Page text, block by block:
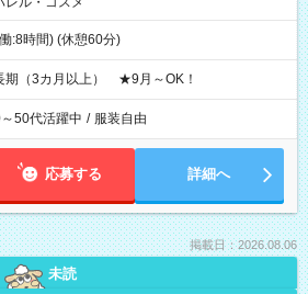
:8時間) (休憩60分)
期（3カ月以上） ★9月～OK！
50代活躍中 / 服装自由
応募する 詳細へ
掲載日：2026.08.06
未読